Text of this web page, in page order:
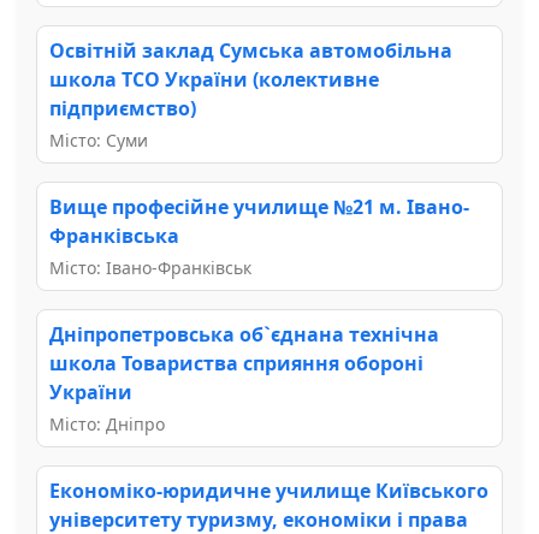
Освітній заклад Сумська автомобільна
школа ТСО України (колективне
підприємство)
Місто: Суми
Вище професійне училище №21 м. Івано-
Франківська
Місто: Івано-Франківськ
Дніпропетровська об`єднана технічна
школа Товариства сприяння обороні
України
Місто: Дніпро
Економіко-юридичне училище Київського
університету туризму, економіки і права